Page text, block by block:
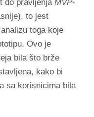
do pravljenja MVP-
to jest
toga koje
Ovo je
bila što brže
kako bi
sa korisnicima bila